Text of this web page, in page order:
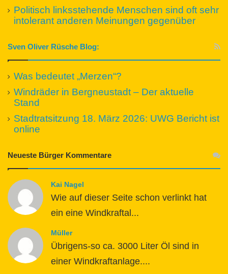
Politisch linksstehende Menschen sind oft sehr
intolerant anderen Meinungen gegenüber
Sven Oliver Rüsche Blog:
Was bedeutet „Merzen“?
Windräder in Bergneustadt – Der aktuelle
Stand
Stadtratsitzung 18. März 2026: UWG Bericht ist
online
Neueste Bürger Kommentare
Kai Nagel
Wie auf dieser Seite schon verlinkt hat
ein eine Windkraftal...
Müller
Übrigens-so ca. 3000 Liter Öl sind in
einer Windkraftanlage....